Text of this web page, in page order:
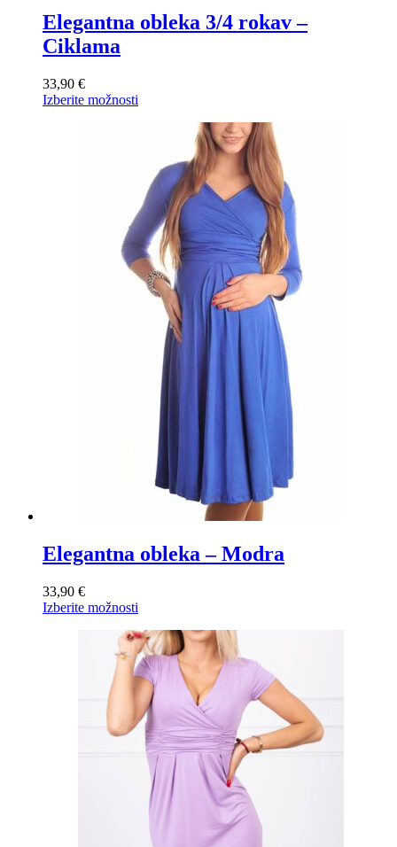
Elegantna obleka 3/4 rokav –
Ciklama
33,90 €
Izberite možnosti
različic.
Možnosti
lahko
izberete
strani
izdelka
Elegantna obleka – Modra
33,90 €
Izberite možnosti
ima
več
različic.
Možnosti
lahko
izberete
na
strani
izdelka